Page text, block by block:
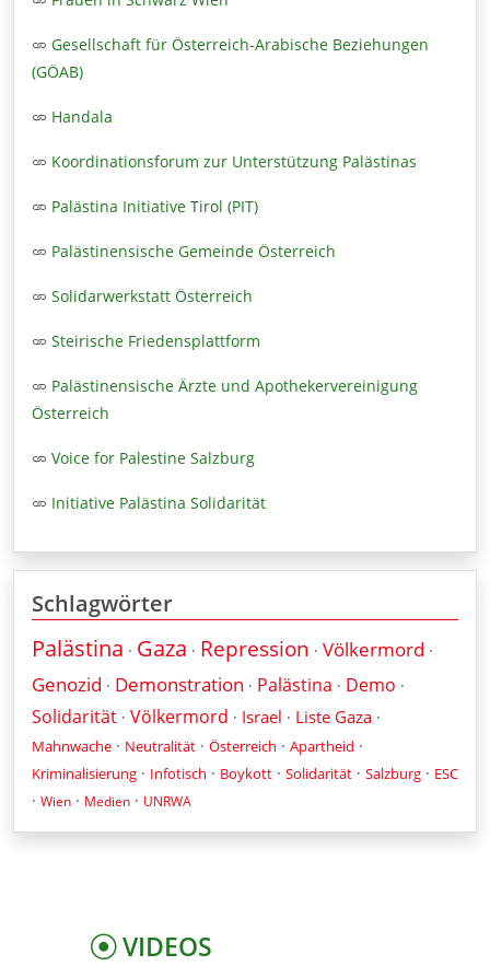
Gesellschaft für Österreich-Arabische Beziehungen
(GÖAB)
Handala
Koordinationsforum zur Unterstützung Palästinas
Palästina Initiative Tirol (PIT)
Palästinensische Gemeinde Österreich
Solidarwerkstatt Österreich
Steirische Friedensplattform
Palästinensische Ärzte und Apothekervereinigung
Österreich
Voice for Palestine Salzburg
Initiative Palästina Solidarität
Schlagwörter
Palästina · Gaza · Repression · Völkermord ·
Genozid · Demonstration · Palästina · Demo ·
Solidarität · Völkermord · Israel · Liste Gaza ·
Mahnwache · Neutralität · Österreich · Apartheid ·
Kriminalisierung · Infotisch · Boykott · Solidarität · Salzburg · ESC
· Wien · Medien · UNRWA
VIDEOS